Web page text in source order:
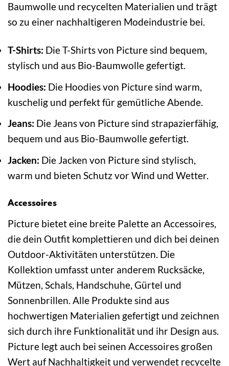
Baumwolle und recycelten Materialien und trägt
so zu einer nachhaltigeren Modeindustrie bei.
T-Shirts: Die T-Shirts von Picture sind bequem,
stylisch und aus Bio-Baumwolle gefertigt.
Hoodies: Die Hoodies von Picture sind warm,
kuschelig und perfekt für gemütliche Abende.
Jeans: Die Jeans von Picture sind strapazierfähig,
bequem und aus Bio-Baumwolle gefertigt.
Jacken: Die Jacken von Picture sind stylisch,
warm und bieten Schutz vor Wind und Wetter.
Accessoires
Picture bietet eine breite Palette an Accessoires,
die dein Outfit komplettieren und dich bei deinen
Outdoor-Aktivitäten unterstützen. Die
Kollektion umfasst unter anderem Rucksäcke,
Mützen, Schals, Handschuhe, Gürtel und
Sonnenbrillen. Alle Produkte sind aus
hochwertigen Materialien gefertigt und zeichnen
sich durch ihre Funktionalität und ihr Design aus.
Picture legt auch bei seinen Accessoires großen
Wert auf Nachhaltigkeit und verwendet recycelte